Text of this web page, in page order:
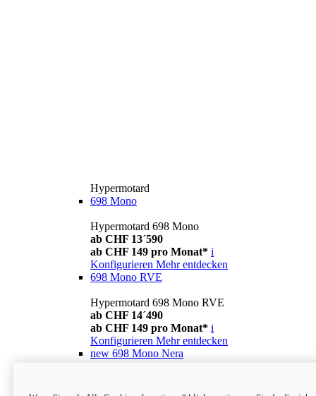
Hypermotard
698 Mono
Hypermotard 698 Mono
ab CHF 13´590
ab CHF 149 pro Monat* i
Konfigurieren Mehr entdecken
698 Mono RVE
Hypermotard 698 Mono RVE
ab CHF 14´490
ab CHF 149 pro Monat* i
Konfigurieren Mehr entdecken
new 698 Mono Nera
ab CHF 13´990